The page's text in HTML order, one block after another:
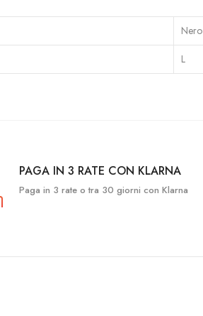
Nero
L
PAGA IN 3 RATE CON KLARNA
Paga in 3 rate o tra 30 giorni con Klarna